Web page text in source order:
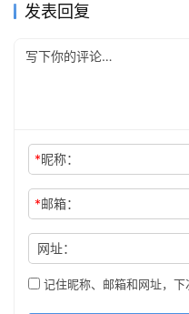
发表回复
*昵称：
*邮箱：
网址：
记住昵称、邮箱和网址，下